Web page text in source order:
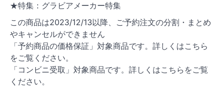
★特集：グラビアメーカー特集
この商品は2023/12/13以降、ご予約注文の分割・まとめ
やキャンセルができません
「予約商品の価格保証」対象商品です。詳しくはこちら
をご覧ください。
「コンビニ受取」対象商品です。詳しくはこちらをご覧
ください。